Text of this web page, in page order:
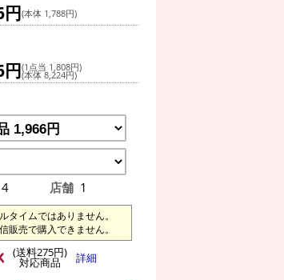
円(本体 1,788円)
円(1点当 1,808円)
(本体 8,224円)
4 店舗 1
タイムではありません。
販売で購入できません。
(送料275円)
対応商品 詳細